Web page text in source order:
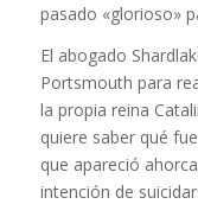
pasado «glorioso»
El abogado
Portsmouth para
la propia reina
quiere saber qué
que apareció
intención de